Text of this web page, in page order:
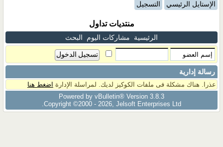
الإستايل الرئيسي التسجيل
منتديات تداول
الرئيسية مشاركات اليوم البحث
رسالة إدارية
عذرا. هناك مشكلة فى ملفات الكوكيز لديك. لمراسلة الإدارة اضغط هنا
Powered by vBulletin® Version 3.8.3
Copyright ©2000 - 2026, Jelsoft Enterprises Ltd.